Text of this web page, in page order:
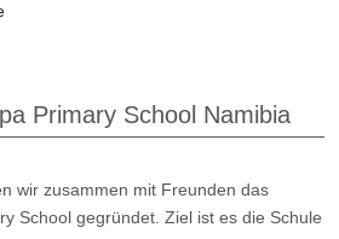
Primary School Namibia
wir zusammen mit Freunden das
School gegründet. Ziel ist es die Schule